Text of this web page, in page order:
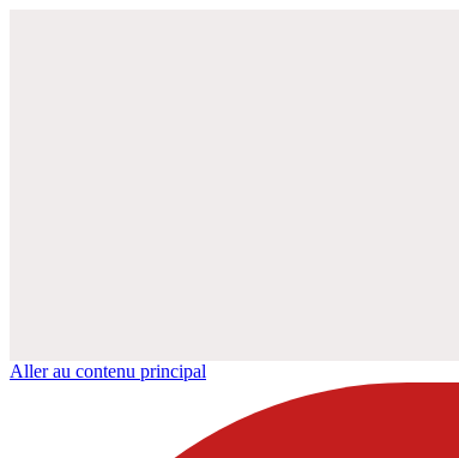
Aller au contenu principal